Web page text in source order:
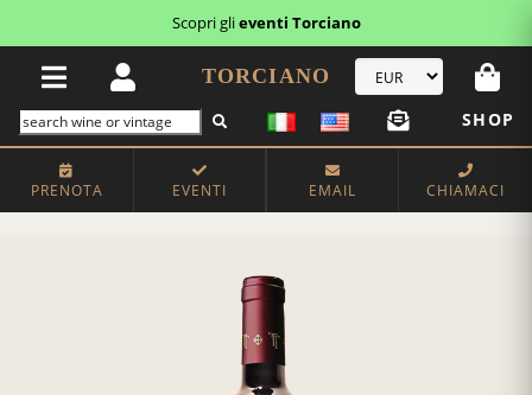
Scopri glieventi Torciano
TORCIANO
SHOP
PRENOTA EVENTI EMAIL CHIAMACI